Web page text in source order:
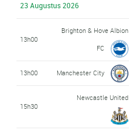
23 Augustus 2026
13h00
Brighton & Hove Albion
FC
13h00 Manchester City
15h30
Newcastle United